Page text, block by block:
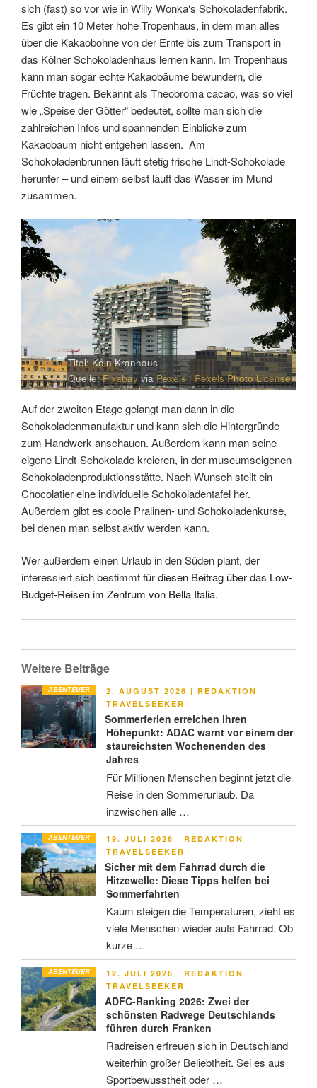
sich (fast) so vor wie in Willy Wonka‘s Schokoladenfabrik.
Es gibt ein 10 Meter hohe Tropenhaus, in dem man alles
über die Kakaobohne von der Ernte bis zum Transport in
das Kölner Schokoladenhaus lernen kann. Im Tropenhaus
kann man sogar echte Kakaobäume bewundern, die
Früchte tragen. Bekannt als Theobroma cacao, was so viel
wie „Speise der Götter“ bedeutet, sollte man sich die
zahlreichen Infos und spannenden Einblicke zum
Kakaobaum nicht entgehen lassen. Am
Schokoladenbrunnen läuft stetig frische Lindt-Schokolade
herunter – und einem selbst läuft das Wasser im Mund
zusammen.
Titel: Köln Kranhaus
Quelle:Pixabayvia Pexels|Pexels Photo License
Auf der zweiten Etage gelangt man dann in die
Schokoladenmanufaktur und kann sich die Hintergründe
zum Handwerk anschauen. Außerdem kann man seine
eigene Lindt-Schokolade kreieren, in der museumseigenen
Schokoladenproduktionsstätte. Nach Wunsch stellt ein
Chocolatier eine individuelle Schokoladentafel her.
Außerdem gibt es coole Pralinen- und Schokoladenkurse,
bei denen man selbst aktiv werden kann.
Wer außerdem einen Urlaub in den Süden plant, der
interessiert sich bestimmt fürdiesen Beitrag über das Low-
Budget-Reisen im Zentrum von Bella Italia.
Weitere Beiträge
ABENTEUER
VERÖFFENTLICHT
AM
2. AUGUST 2026 | REDAKTION
TRAVELSEEKER
Sommerferien erreichen ihren
Höhepunkt: ADAC warnt vor einem der
staureichsten Wochenenden des
Jahres
Für Millionen Menschen beginnt jetzt die
Reise in den Sommerurlaub. Da
inzwischen alle …
ABENTEUER
VERÖFFENTLICHT
AM
19. JULI 2026 | REDAKTION
TRAVELSEEKER
Sicher mit dem Fahrrad durch die
Hitzewelle: Diese Tipps helfen bei
Sommerfahrten
Kaum steigen die Temperaturen, zieht es
viele Menschen wieder aufs Fahrrad. Ob
kurze …
ABENTEUER
VERÖFFENTLICHT
AM
12. JULI 2026 | REDAKTION
TRAVELSEEKER
ADFC-Ranking 2026: Zwei der
schönsten Radwege Deutschlands
führen durch Franken
Radreisen erfreuen sich in Deutschland
weiterhin großer Beliebtheit. Sei es aus
Sportbewusstheit oder …